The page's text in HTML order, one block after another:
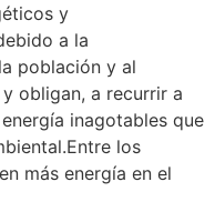
y
a la
población y al
obligan, a recurrir a
inagotables que
los
más energía en el